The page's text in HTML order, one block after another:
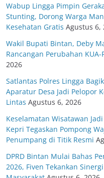
Wabup Lingga Pimpin
Stunting, Dorong Warga
Kesehatan Gratis Agustus 6,
Wakil Bupati Bintan, Deby
Rancangan Perubahan KUA-
2026
Satlantas Polres Lingga
Aparatur Desa Jadi Pelopor
Lintas Agustus 6, 2026
Keselamatan Wisatawan
Kepri Tegaskan Pompong
Penumpang di Titik Resmi
DPRD Bintan Mulai Bahas
2026, Fiven Tekankan